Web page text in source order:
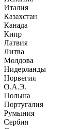
Италия
Казахстан
Канада
Кипр
Латвия
Литва
Молдова
Нидерланды
Норвегия
О.А.Э.
Польша
Португалия
Румыния
Сербия